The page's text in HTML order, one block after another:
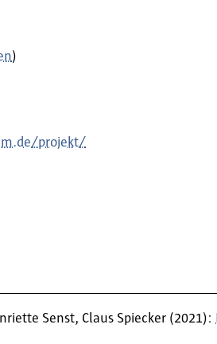
)
projekt/
Senst, Claus Spiecker (2021):